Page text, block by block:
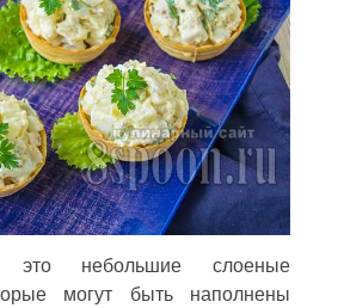
это небольшие слоеные
могут быть наполнены